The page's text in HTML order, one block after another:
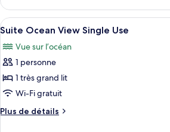
Front
Single
Superior
Ocean
Front
Use
Afficher
toutes
les
photos
pour
ce
type
de
Une
6
Suite Ocean View Single Use
Vue sur l’océan
1 personne
1 très grand lit
Wi-Fi gratuit
Plus de détails
Plus